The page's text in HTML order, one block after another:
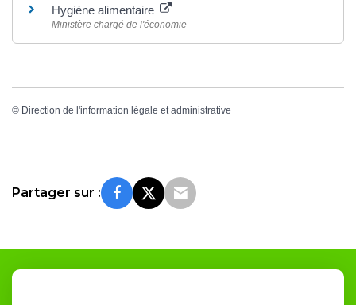
Hygiène alimentaire
Ministère chargé de l'économie
© Direction de l'information légale et administrative
Partager sur :